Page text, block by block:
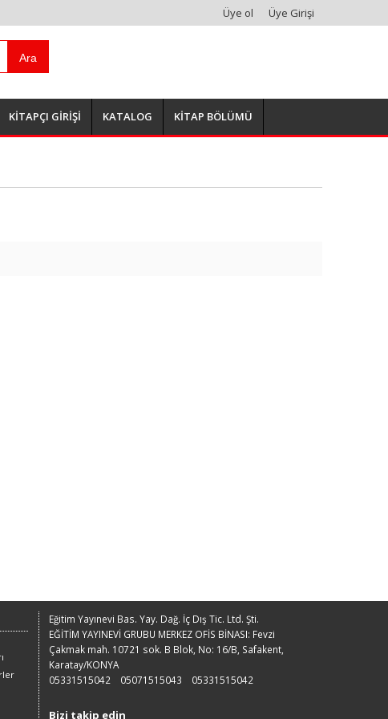
Üye ol Üye Girişi
Ara
KİTAPÇI GİRİŞİ KATALOG KİTAP BÖLÜMÜ
Eğitim Yayınevi Bas. Yay. Dağ. İç Dış Tic. Ltd. Şti.
EĞİTİM YAYINEVİ GRUBU MERKEZ OFİS BİNASI: Fevzi
Çakmak mah. 10721 sok. B Blok, No: 16/B, Safakent,
Karatay/KONYA
05331515042
05071515043 05331515042
Bizi takip edin